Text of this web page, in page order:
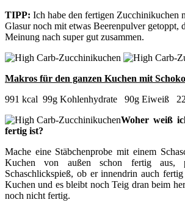
TIPP: Ich habe den fertigen Zucchinikuchen
Glasur noch mit etwas Beerenpulver getoppt,
Meinung nach super gut zusammen.
Makros für den ganzen Kuchen mit
991 kcal 99g Kohlenhydrate 90g Eiweiß
Woher weiß
fertig ist?
Mache eine Stäbchenprobe mit einem
Kuchen von außen schon fertig aus,
Schaschlickspieß, ob er innendrin auch
Kuchen und es bleibt noch Teig dran beim
noch nicht fertig.